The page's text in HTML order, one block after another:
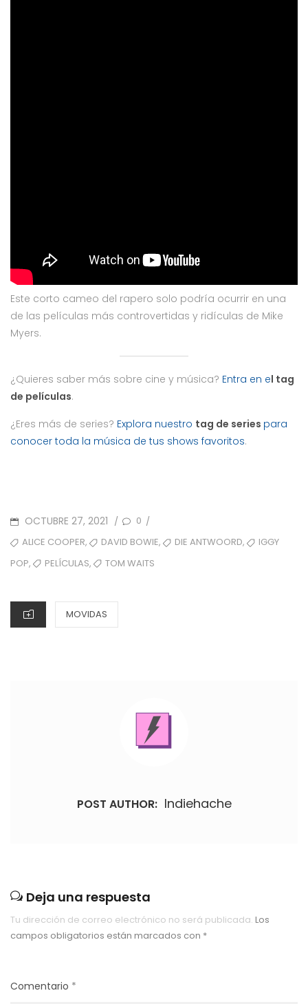
Este corto cameo del rapero solo podría ocurrir en una
de las películas más controvertidas y ridículas de Mike
Myers.
¿Quieres saber más sobre cine y música? Entra en el tag
de películas.
¿Eres más de series? Explora nuestro tag de series para
conocer toda la música de tus shows favoritos.
POSTED
ON
OCTUBRE 27, 2021 / 0 /
TAGSALICE COOPER, DAVID BOWIE, DIE ANTWOORD,
IGGY
POP, PELÍCULAS, TOM WAITS
CATEGORIES
MOVIDAS
POST AUTHOR: Indiehache
Deja una respuesta
Tu dirección de correo electrónico no será publicada. Los
campos obligatorios están marcados con *
Comentario *